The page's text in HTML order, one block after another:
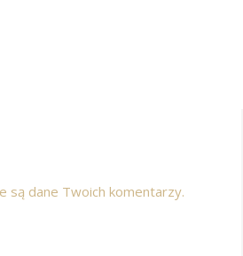
są dane Twoich komentarzy.